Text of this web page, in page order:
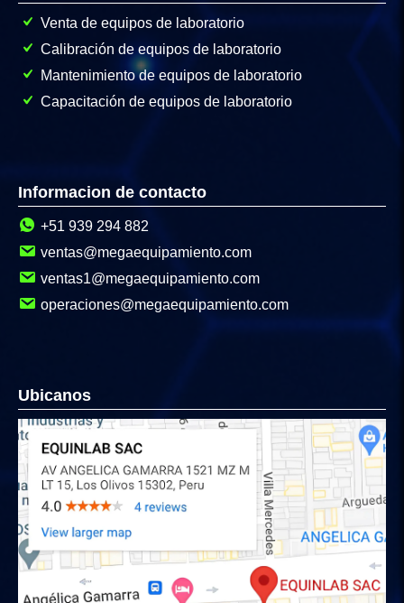
Venta de equipos de laboratorio
Calibración de equipos de laboratorio
Mantenimiento de equipos de laboratorio
Capacitación de equipos de laboratorio
Informacion de contacto
+51 939 294 882
ventas@megaequipamiento.com
ventas1@megaequipamiento.com
operaciones@megaequipamiento.com
Ubicanos